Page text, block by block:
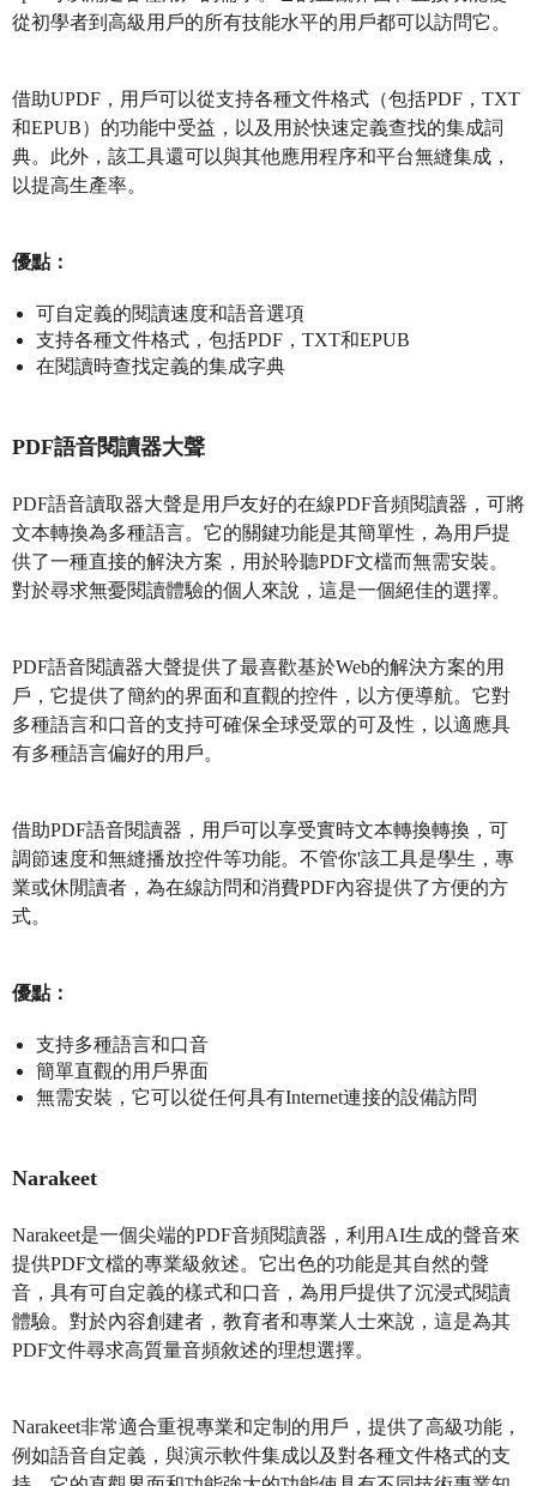
從初學者到高級用戶的所有技能水平的用戶都可以訪問它。
借助UPDF，用戶可以從支持各種文件格式（包括PDF，TXT
和EPUB）的功能中受益，以及用於快速定義查找的集成詞
典。此外，該工具還可以與其他應用程序和平台無縫集成，
以提高生產率。
優點：
可自定義的閱讀速度和語音選項
支持各種文件格式，包括PDF，TXT和EPUB
在閱讀時查找定義的集成字典
PDF語音閱讀器大聲
PDF語音讀取器大聲是用戶友好的在線PDF音頻閱讀器，可將
文本轉換為多種語言。它的關鍵功能是其簡單性，為用戶提
供了一種直接的解決方案，用於聆聽PDF文檔而無需安裝。
對於尋求無憂閱讀體驗的個人來說，這是一個絕佳的選擇。
PDF語音閱讀器大聲提供了最喜歡基於Web的解決方案的用
戶，它提供了簡約的界面和直觀的控件，以方便導航。它對
多種語言和口音的支持可確保全球受眾的可及性，以適應具
有多種語言偏好的用戶。
借助PDF語音閱讀器，用戶可以享受實時文本轉換轉換，可
調節速度和無縫播放控件等功能。不管你'該工具是學生，專
業或休閒讀者，為在線訪問和消費PDF內容提供了方便的方
式。
優點：
支持多種語言和口音
簡單直觀的用戶界面
無需安裝，它可以從任何具有Internet連接的設備訪問
Narakeet
Narakeet是一個尖端的PDF音頻閱讀器，利用AI生成的聲音來
提供PDF文檔的專業級敘述。它出色的功能是其自然的聲
音，具有可自定義的樣式和口音，為用戶提供了沉浸式閱讀
體驗。對於內容創建者，教育者和專業人士來說，這是為其
PDF文件尋求高質量音頻敘述的理想選擇。
Narakeet非常適合重視專業和定制的用戶，提供了高級功能，
例如語音自定義，與演示軟件集成以及對各種文件格式的支